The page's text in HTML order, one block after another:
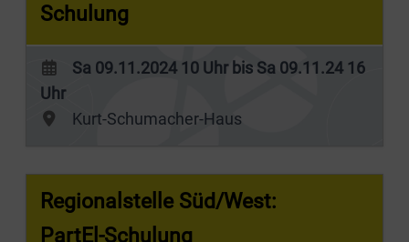
Schulung
Sa 09.11.2024 10 Uhr bis Sa 09.11.24 16
Uhr
Kurt-Schumacher-Haus
Regionalstelle Süd/West:
PartEl-Schulung